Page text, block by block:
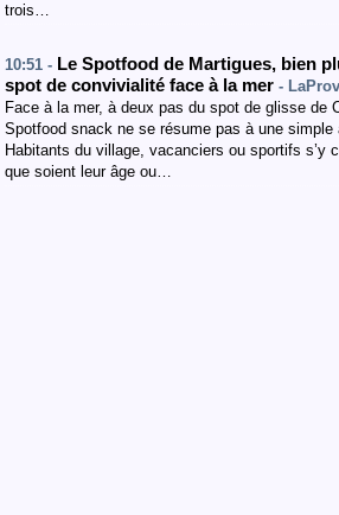
trois…
10:51 - Le Spotfood de Martigues, bien
spot de convivialité face à la mer -
Face à la mer, à deux pas du spot de glisse de
Spotfood snack ne se résume pas à une simple
Habitants du village, vacanciers ou sportifs s’y
que soient leur âge ou…